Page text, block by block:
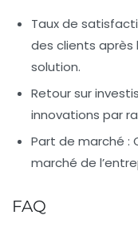
Taux de
des clients après
solution.
Retour sur
innovations par
Part de marché :
marché de
FAQ